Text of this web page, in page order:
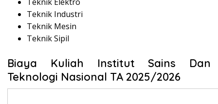
Teknik Industri
Teknik Mesin
Teknik Sipil
Biaya Kuliah Institut Sains Dan
Teknologi Nasional TA 2025/2026